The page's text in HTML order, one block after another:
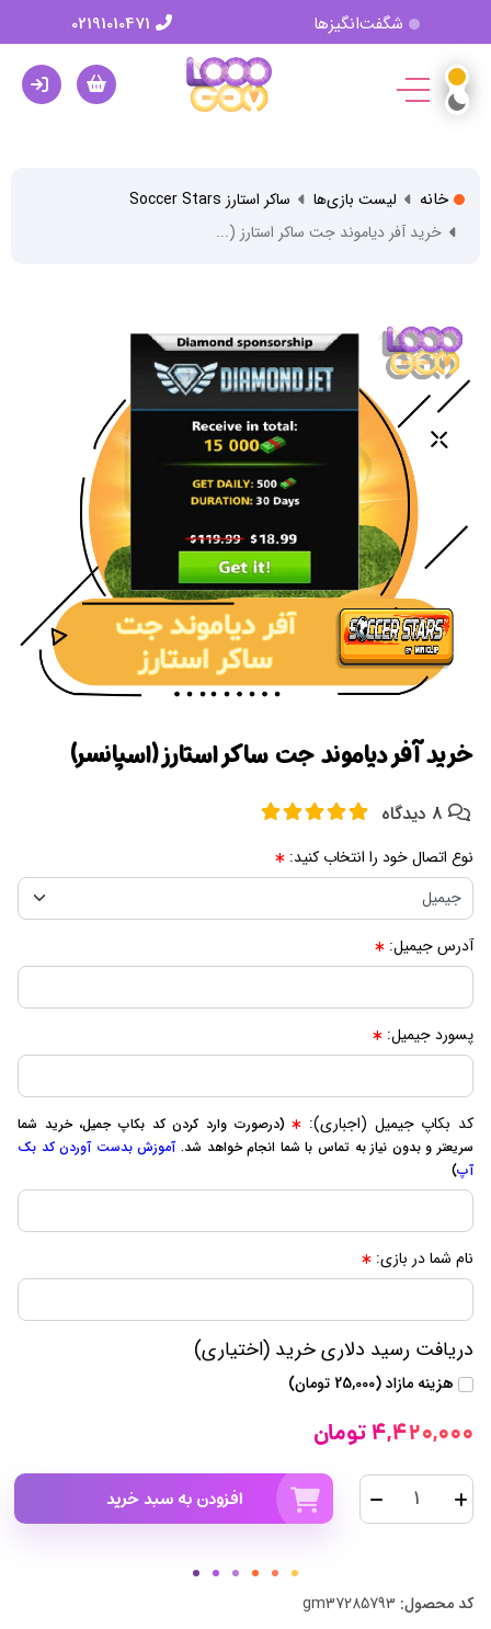
شگفت‌انگیزها
خانه لیست بازی‌ها
ساکر استارز Soccer Stars
خرید آفر دیاموند جت ساکر استارز (...
خرید آفر دیاموند جت ساکر استارز (اسپانسر)
نوع اتصال خود را انتخاب کنید:
آدرس جیمیل:
پسورد جیمیل:
کد بکاپ جیمیل (اجباری):
(درصورت وارد کردن کد بکاپ جمیل، خرید شما
سریعتر و بدون نیاز به تماس با شما انجام خواهد شد.آموزش بدست آوردن کد بک
آپ)
نام شما در بازی:
دریافت رسید دلاری خرید (اختیاری)
هزینه مازاد (25,000 تومان)
4,420,000 تومان
افزودن به سبد خرید
کد محصول: